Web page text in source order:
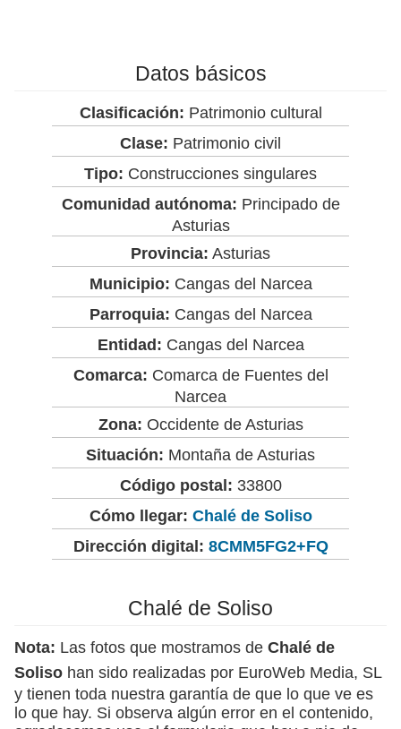
Datos básicos
Clasificación: Patrimonio cultural
Clase: Patrimonio civil
Tipo: Construcciones singulares
Comunidad autónoma: Principado de
Asturias
Provincia: Asturias
Municipio: Cangas del Narcea
Parroquia: Cangas del Narcea
Entidad: Cangas del Narcea
Comarca: Comarca de Fuentes del
Narcea
Zona: Occidente de Asturias
Situación: Montaña de Asturias
Código postal: 33800
Cómo llegar: Chalé de Soliso
Dirección digital: 8CMM5FG2+FQ
Chalé de Soliso
Nota: Las fotos que mostramos de Chalé de
Soliso han sido realizadas por EuroWeb Media, SL
y tienen toda nuestra garantía de que lo que ve es
lo que hay. Si observa algún error en el contenido,